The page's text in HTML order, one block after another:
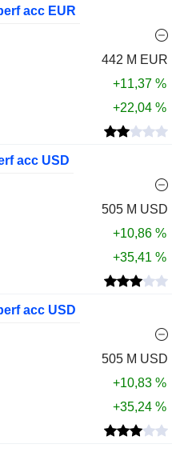
acc EUR
442 M EUR
+11,37 %
+22,04 %
acc USD
505 M USD
+10,86 %
+35,41 %
acc USD
505 M USD
+10,83 %
+35,24 %